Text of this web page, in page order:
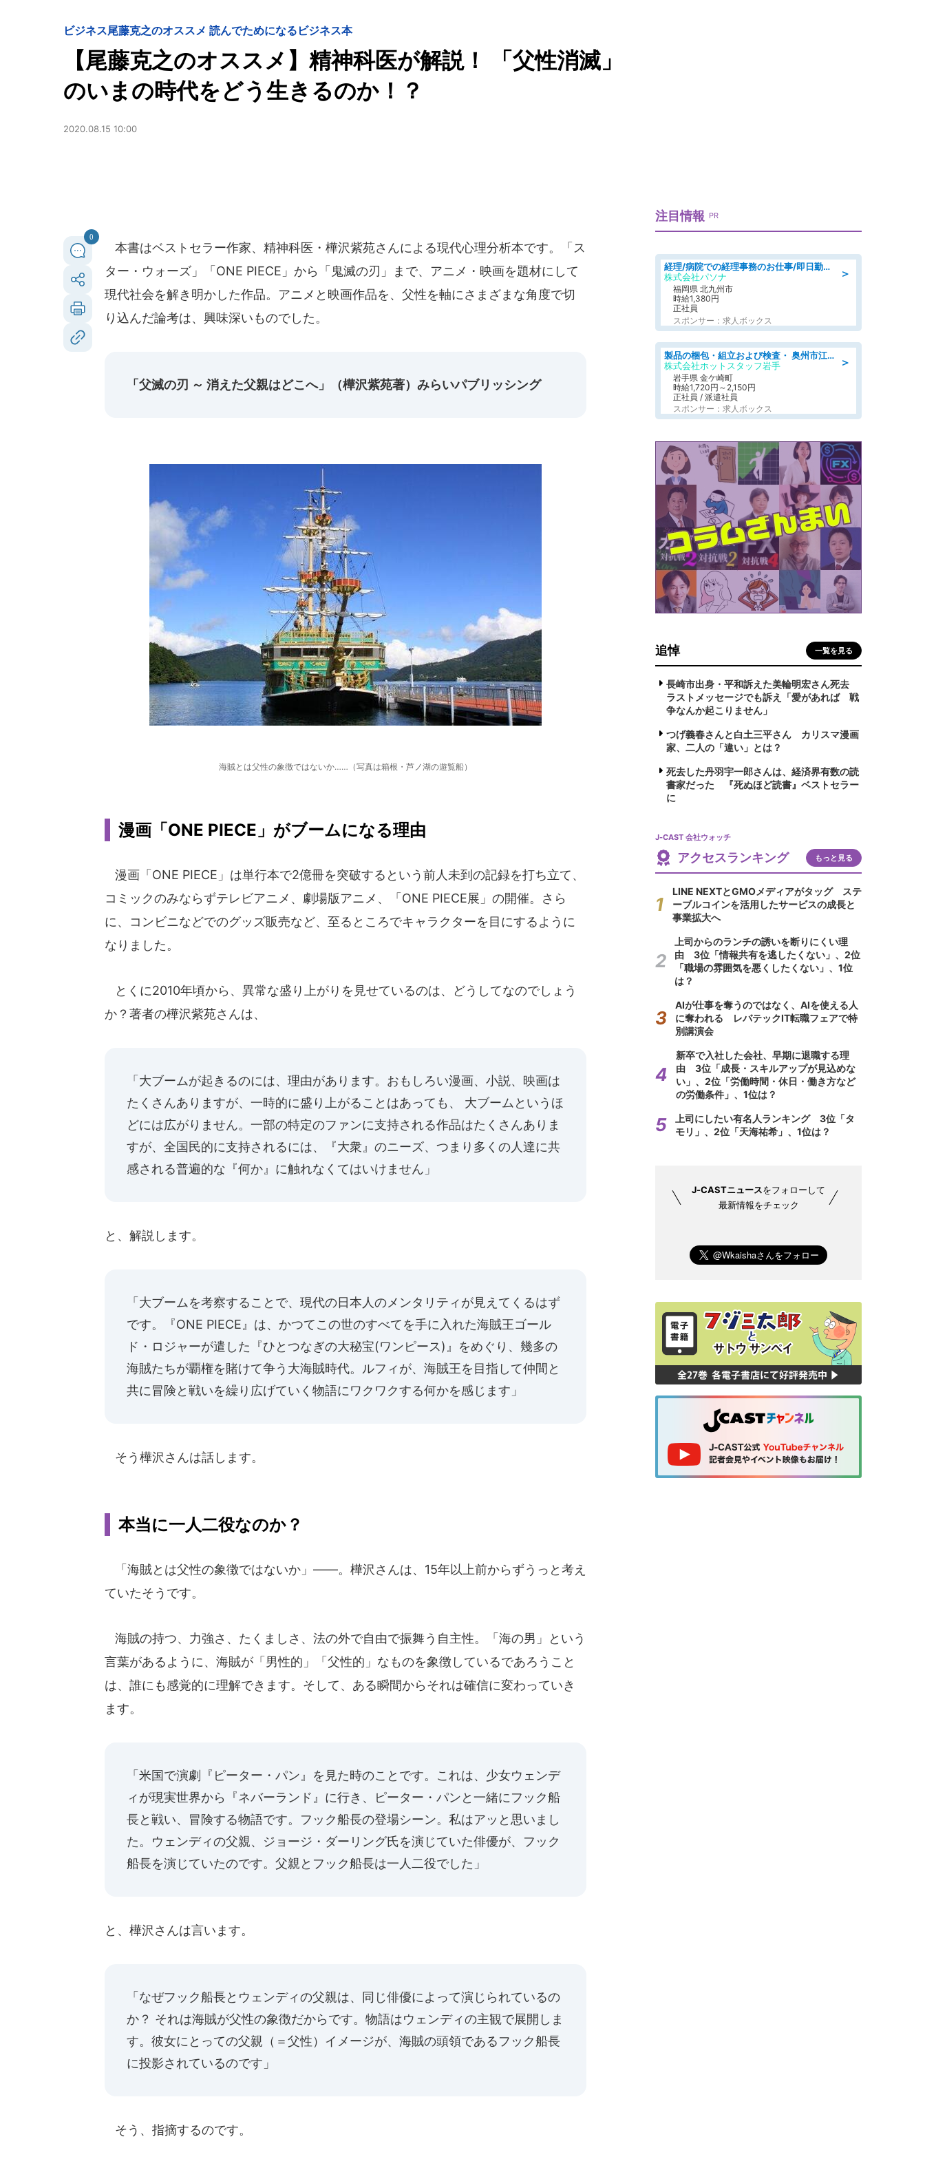
ビジネス尾藤克之のオススメ 読んでためになるビジネス本
【尾藤克之のオススメ】精神科医が解説！ 「父性消滅」
のいまの時代をどう生きるのか！？
2020.08.15 10:00
0
本書はベストセラー作家、精神科医・樺沢紫苑さんによる現代心理分析本です。「ス
ター・ウォーズ」「ONE PIECE」から「鬼滅の刃」まで、アニメ・映画を題材にして
現代社会を解き明かした作品。アニメと映画作品を、父性を軸にさまざまな角度で切
り込んだ論考は、興味深いものでした。
「父滅の刃 ～ 消えた父親はどこへ」（樺沢紫苑著）みらいパブリッシング
海賊とは父性の象徴ではないか……（写真は箱根・芦ノ湖の遊覧船）
漫画「ONE PIECE」がブームになる理由
漫画「ONE PIECE」は単行本で2億冊を突破するという前人未到の記録を打ち立て、
コミックのみならずテレビアニメ、劇場版アニメ、「ONE PIECE展」の開催。さら
に、コンビニなどでのグッズ販売など、至るところでキャラクターを目にするように
なりました。
とくに2010年頃から、異常な盛り上がりを見せているのは、どうしてなのでしょう
か？著者の樺沢紫苑さんは、
「大ブームが起きるのには、理由があります。おもしろい漫画、小説、映画は
たくさんありますが、一時的に盛り上がることはあっても、 大ブームというほ
どには広がりません。一部の特定のファンに支持される作品はたくさんありま
すが、全国民的に支持されるには、『大衆』のニーズ、つまり多くの人達に共
感される普遍的な『何か』に触れなくてはいけません」
と、解説します。
「大ブームを考察することで、現代の日本人のメンタリティが見えてくるはず
です。『ONE PIECE』は、かつてこの世のすべてを手に入れた海賊王ゴール
ド・ロジャーが遣した『ひとつなぎの大秘宝(ワンピース)』をめぐり、幾多の
海賊たちが覇権を賭けて争う大海賊時代。ルフィが、海賊王を目指して仲間と
共に冒険と戦いを繰り広げていく物語にワクワクする何かを感じます」
そう樺沢さんは話します。
本当に一人二役なのか？
「海賊とは父性の象徴ではないか」――。樺沢さんは、15年以上前からずうっと考え
ていたそうです。
海賊の持つ、力強さ、たくましさ、法の外で自由で振舞う自主性。「海の男」という
言葉があるように、海賊が「男性的」「父性的」なものを象徴しているであろうこと
は、誰にも感覚的に理解できます。そして、ある瞬間からそれは確信に変わっていき
ます。
「米国で演劇『ピーター・パン』を見た時のことです。これは、少女ウェンデ
ィが現実世界から『ネバーランド』に行き、ピーター・パンと一緒にフック船
長と戦い、冒険する物語です。フック船長の登場シーン。私はアッと思いまし
た。ウェンディの父親、ジョージ・ダーリング氏を演じていた俳優が、フック
船長を演じていたのです。父親とフック船長は一人二役でした」
と、樺沢さんは言います。
「なぜフック船長とウェンディの父親は、同じ俳優によって演じられているの
か？ それは海賊が父性の象徴だからです。物語はウェンディの主観で展開しま
す。彼女にとっての父親（＝父性）イメージが、海賊の頭領であるフック船長
に投影されているのです」
そう、指摘するのです。
注目情報 PR
＞
経理/病院での経理事務のお仕事/即日勤務可/車通勤可/経理/一般事務
株式会社パソナ
福岡県 北九州市
時給1,380円
正社員
スポンサー：求人ボックス
＞
製品の梱包・組立および検査・ 奥州市江刺/大手企業で長期安定 梱包・検査・組立/半年経過毎に5万円の報奨金有
株式会社ホットスタッフ岩手
岩手県 金ケ崎町
時給1,720円～2,150円
正社員 / 派遣社員
スポンサー：求人ボックス
追悼 一覧を見る
長崎市出身・平和訴えた美輪明宏さん死去
ラストメッセージでも訴え「愛があれば 戦
争なんか起こりません」
つげ義春さんと白土三平さん カリスマ漫画
家、二人の「違い」とは？
死去した丹羽宇一郎さんは、経済界有数の読
書家だった 『死ぬほど読書』ベストセラー
に
J-CAST 会社ウォッチ
アクセスランキング もっと見る
LINE NEXTとGMOメディアがタッグ ステ
ーブルコインを活用したサービスの成長と
事業拡大へ
上司からのランチの誘いを断りにくい理
由 3位「情報共有を逃したくない」、2位
「職場の雰囲気を悪くしたくない」、1位
は？
AIが仕事を奪うのではなく、AIを使える人
に奪われる レバテックIT転職フェアで特
別講演会
新卒で入社した会社、早期に退職する理
由 3位「成長・スキルアップが見込めな
い」、2位「労働時間・休日・働き方など
の労働条件」、1位は？
上司にしたい有名人ランキング 3位「タ
モリ」、2位「天海祐希」、1位は？
J-CASTニュースをフォローして
最新情報をチェック